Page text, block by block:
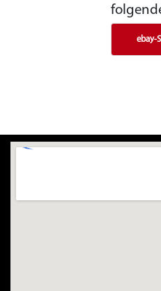
ebay-